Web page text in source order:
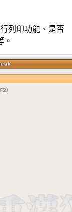
列印功能、是否
。